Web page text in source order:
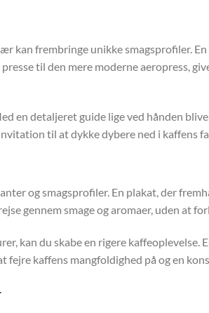
kan frembringe unikke smagsprofiler.
til den mere moderne aeropress,
en detaljeret guide lige ved hånden
til at dykke dybere ned i kaffens
og smagsprofiler. En plakat, der
gennem smage og aromaer, uden at
kan du skabe en rigere kaffeoplevelse.
kaffens mangfoldighed på og en